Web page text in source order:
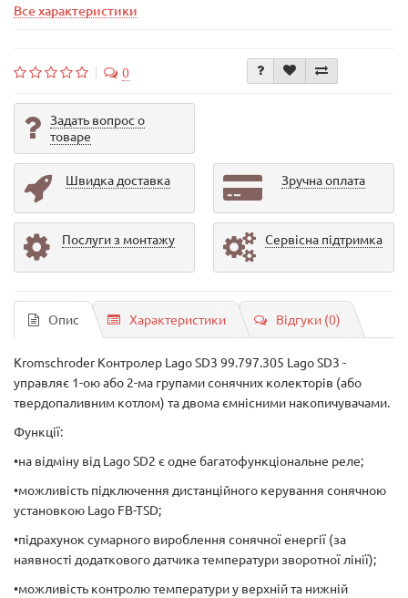
Все характеристики
0
Задать вопрос о
товаре
Швидка доставка Зручна оплата
Послуги з монтажу Сервісна підтримка
Опис Характеристики Відгуки (0)
Kromschroder Контролер Lago SD3 99.797.305 Lago SD3 -
управляє 1-ою або 2-ма групами сонячних колекторів (або
твердопаливним котлом) та двома ємнісними накопичувачами.
Функції:
•на відміну від Lago SD2 є одне багатофункціональне реле;
•можливість підключення дистанційного керування сонячною
установкою Lago FB-TSD;
•підрахунок сумарного вироблення сонячної енергії (за
наявності додаткового датчика температури зворотної лінії);
•можливість контролю температури у верхній та нижній